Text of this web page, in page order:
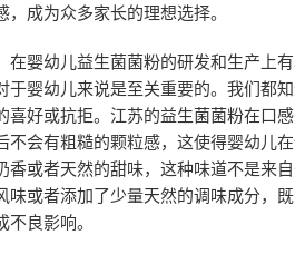
成为众多家长的理想选择。
婴幼儿益生菌菌粉的研发和生产上
于婴幼儿来说是至关重要的。我们都
喜好或抗拒。江苏的益生菌菌粉在口
不会有粗糙的颗粒感，这使得婴幼儿
香或者天然的甜味，这种味道不是来
味或者添加了少量天然的调味成分，
良影响。